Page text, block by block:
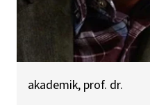
akademik, prof. dr.